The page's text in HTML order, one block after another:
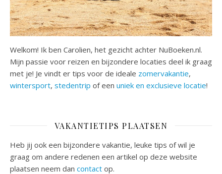
Welkom! Ik ben Carolien, het gezicht achter NuBoeken.nl.
Mijn passie voor reizen en bijzondere locaties deel ik graag
met je! Je vindt er tips voor de ideale zomervakantie,
wintersport, stedentrip of een uniek en exclusieve locatie!
VAKANTIETIPS PLAATSEN
Heb jij ook een bijzondere vakantie, leuke tips of wil je
graag om andere redenen een artikel op deze website
plaatsen neem dan contact op.